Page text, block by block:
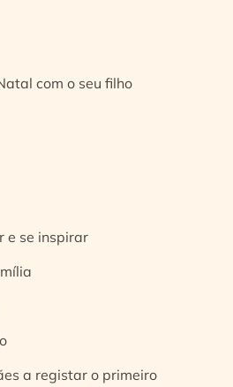
com o seu filho
e se inspirar
a registar o primeiro